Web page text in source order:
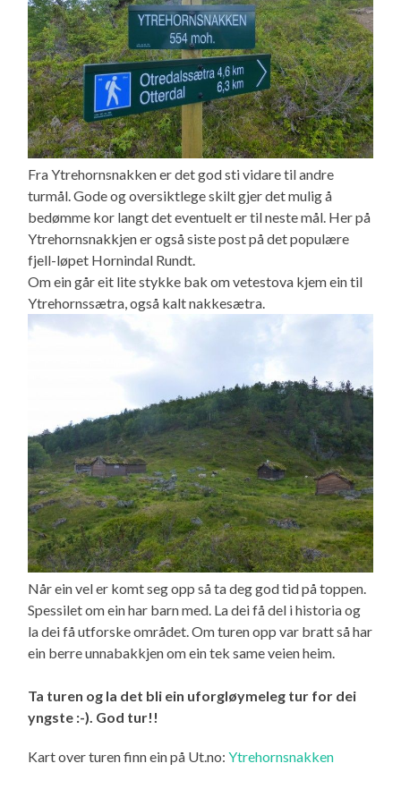
Fra Ytrehornsnakken er det god sti vidare til andre
turmål. Gode og oversiktlege skilt gjer det mulig å
bedømme kor langt det eventuelt er til neste mål. Her på
Ytrehornsnakkjen er også siste post på det populære
fjell-løpet Hornindal Rundt.
Om ein går eit lite stykke bak om vetestova kjem ein til
Ytrehornssætra, også kalt nakkesætra.
Når ein vel er komt seg opp så ta deg god tid på toppen.
Spessilet om ein har barn med. La dei få del i historia og
la dei få utforske området. Om turen opp var bratt så har
ein berre unnabakkjen om ein tek same veien heim.
Ta turen og la det bli ein uforgløymeleg tur for dei
yngste :-). God tur!!
Kart over turen finn ein på Ut.no:Ytrehornsnakken